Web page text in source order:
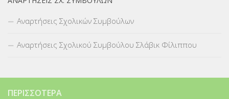
Αναρτήσεις Σχολικών Συμβούλων
Αναρτήσεις Σχολικού Συμβούλου Σλάβικ Φίλιππου
ΠΕΡΙΣΣΌΤΕΡΑ